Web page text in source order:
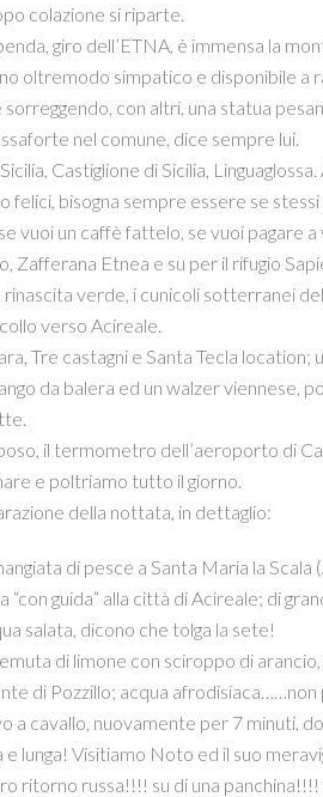
colazione si riparte.
giro dell’ETNA, è immensa la
oltremodo simpatico e disponibile
sorreggendo, con altri, una statua
nel comune, dice sempre lui.
Castiglione di Sicilia,
felici, bisogna sempre essere se
vuoi un caffè fattelo, se vuoi pagare
Zafferana Etnea e su per il rifugio
rinascita verde, i cunicoli sotterranei
verso Acireale.
Tre castagni e Santa Tecla
da balera ed un walzer viennese,
il termometro dell’aeroporto di
e poltriamo tutto il giorno.
della nottata, in dettaglio:
di pesce a Santa Maria la Scala
“con guida” alla città di Acireale; di
salata, dicono che tolga la sete!
di limone con sciroppo di
di Pozzillo; acqua
a cavallo, nuovamente per 7 minuti,
e lunga! Visitiamo Noto ed il suo
ritorno russa!!!! su di una